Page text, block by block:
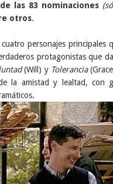
las 83 nominaciones
otros.
personajes
protagonistas que
(Will) y Tolerancia
la amistad y lealtad,